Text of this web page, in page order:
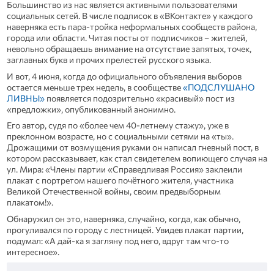
Большинство из нас является активными пользователями
социальных сетей. В числе подписок в «ВКонтакте» у каждого
наверняка есть пара-тройка неформальных сообществ района,
города или области. Читая посты от подписчиков – жителей,
невольно обращаешь внимание на отсутствие запятых, точек,
заглавных букв и прочих прелестей русского языка.
И вот, 4 июня, когда до официального объявления выборов
остается меньше трех недель, в сообществе«ПОДСЛУШАНО
ЛИВНЫ» появляется подозрительно «красивый» пост из
«предложки», опубликованный анонимно.
Его автор, судя по «более чем 40-летнему стажу», уже в
преклонном возрасте, но с социальными сетями на «ты».
Дрожащими от возмущения руками он написал гневный пост, в
котором рассказывает, как стал свидетелем вопиющего случая на
ул. Мира: «Члены партии «Справедливая Россия» заклеили
плакат с портретом нашего почётного жителя, участника
Великой Отечественной войны, своим предвыборным
плакатом!».
Обнаружил он это, наверняка, случайно, когда, как обычно,
прогуливался по городу с лестницей. Увидев плакат партии,
подумал: «А дай-ка я загляну под него, вдруг там что-то
интересное».